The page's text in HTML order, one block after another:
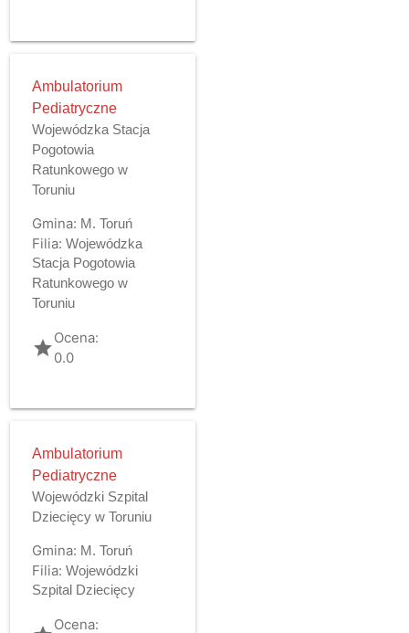
Ambulatorium
Pediatryczne
Wojewódzka Stacja
Pogotowia
Ratunkowego w
Toruniu
Gmina: M. Toruń
Filia: Wojewódzka
Stacja Pogotowia
Ratunkowego w
Toruniu
gradeOcena:
0.0
Ambulatorium
Pediatryczne
Wojewódzki Szpital
Dziecięcy w Toruniu
Gmina: M. Toruń
Filia: Wojewódzki
Szpital Dziecięcy
Ocena: